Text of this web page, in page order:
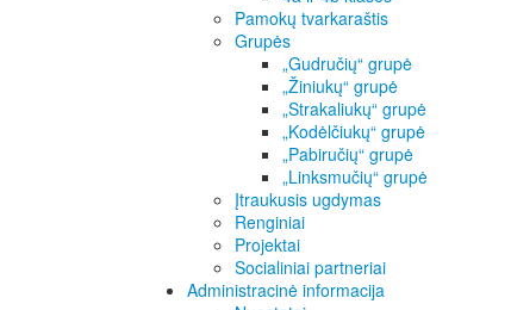
Pamokų tvarkaraštis
Grupės
„Gudručių“ grupė
„Žiniukų“ grupė
„Strakaliukų“ grupė
„Kodėlčiukų“ grupė
„Pabiručių“ grupė
„Linksmučių“ grupė
Įtraukusis ugdymas
Renginiai
Projektai
Socialiniai partneriai
Administracinė informacija